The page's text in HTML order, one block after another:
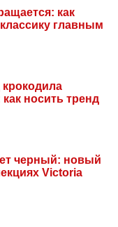
как
главным
носить тренд
черный: новый
Victoria